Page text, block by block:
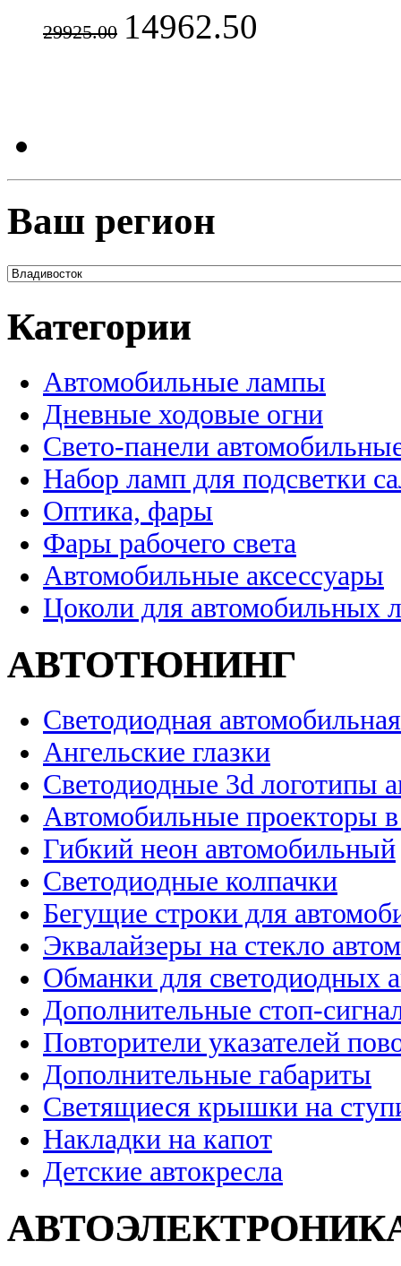
29925.00 14962.50
Ваш регион
Категории
Автомобильные лампы
Дневные ходовые огни
Свето-панели
Набор ламп для подсветки
Оптика, фары
Фары рабочего света
Автомобильные аксессуары
Цоколи для автомобильных
АВТОТЮНИНГ
Светодиодная
Ангельские глазки
Светодиодные 3d логотипы
Автомобильные проекторы
Гибкий неон автомобильный
Светодиодные колпачки
Бегущие строки для
Эквалайзеры на стекло
Обманки для светодиодных
Дополнительные стоп-
Повторители указателей
Дополнительные габариты
Светящиеся крышки на
Накладки на капот
Детские автокресла